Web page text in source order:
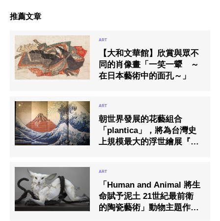
推薦文章
【大和文華館】欣賞與眾不
同的肖像畫「一笑一顰 ～
在日本藝術中的面孔～」
朝世界發展的花藝組合
「plantica」，將為台灣史
上規模最大的浮世繪展『江
「Human and Animal 將生
命賦予泥土 21世紀最前衛
的陶瓷藝術」動物主題作品